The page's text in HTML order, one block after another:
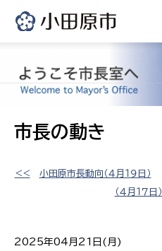
市長の動き
<< 小田原市長動向（４月１９日）
（４月１７日）
2025年04月21日(月)